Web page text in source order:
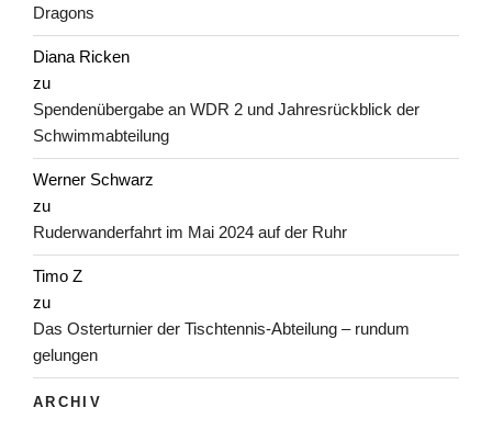
Dragons
Diana Ricken
zu
Spendenübergabe an WDR 2 und Jahresrückblick der
Schwimmabteilung
Werner Schwarz
zu
Ruderwanderfahrt im Mai 2024 auf der Ruhr
Timo Z
zu
Das Osterturnier der Tischtennis-Abteilung – rundum
gelungen
ARCHIV